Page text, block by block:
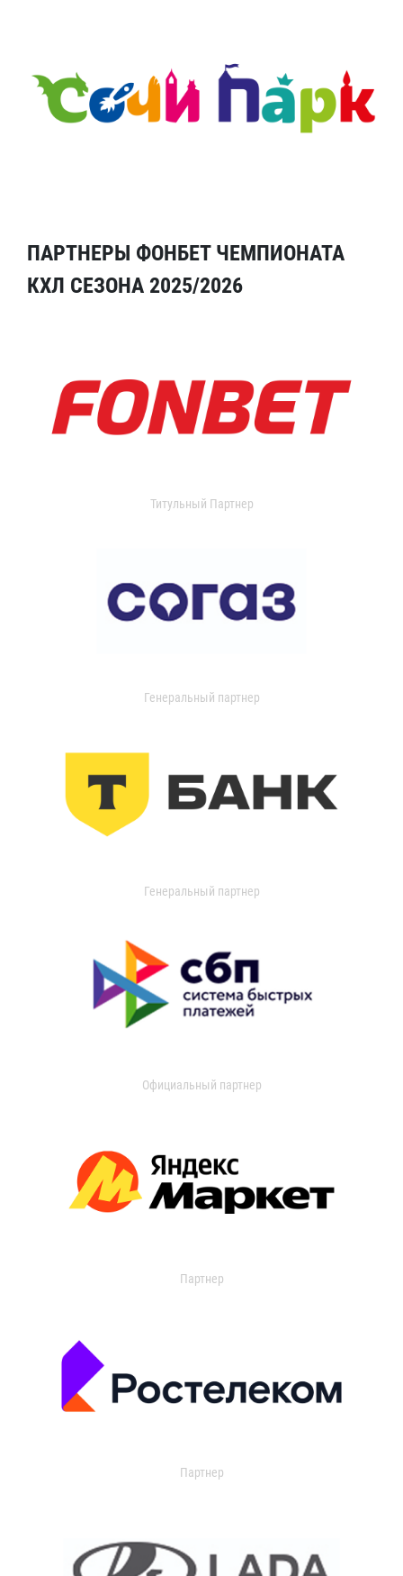
ПАРТНЕРЫ ФОНБЕТ ЧЕМПИОНАТА
КХЛ СЕЗОНА 2025/2026
Титульный Партнер
Генеральный партнер
Генеральный партнер
Официальный партнер
Партнер
Партнер